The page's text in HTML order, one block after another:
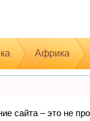
Африка
сайта – это не